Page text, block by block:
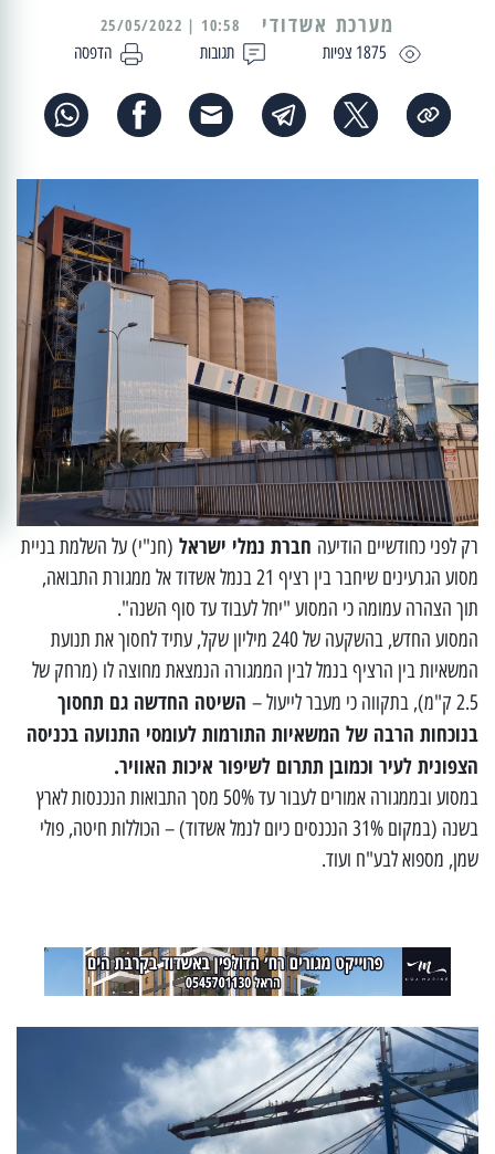
1875 צפיות תגובות הדפסה
מערכת אשדודי 10:58 | 25/05/2022
רק לפני כחודשיים הודיעה חברת נמלי ישראל (חנ"י) על השלמת בניית
מסוע הגרעינים שיחבר בין רציף 21 בנמל אשדוד אל ממגורת התבואה,
תוך הצהרה עמומה כי המסוע "יחל לעבוד עד סוף השנה".
המסוע החדש, בהשקעה של 240 מיליון שקל, עתיד לחסוך את תנועת
המשאיות בין הרציף בנמל לבין הממגורה הנמצאת מחוצה לו (מרחק של
2.5 ק"מ), בתקווה כי מעבר לייעול –
השיטה החדשה גם תחסוך
בנוכחות הרבה של המשאיות התורמות לעומסי התנועה בכניסה
הצפונית לעיר וכמובן תתרום לשיפור איכות האוויר.
במסוע ובממגורה אמורים לעבור עד 50% מסך התבואות הנכנסות לארץ
בשנה (במקום 31% הנכנסים כיום לנמל אשדוד) – הכוללות חיטה, פולי
שמן, מספוא לבע"ח ועוד.